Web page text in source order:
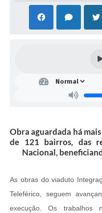
Obra aguardada há
de 121 bairros, das
Nacional,
As obras do viaduto
Teleférico, seguem
execução. Os trabalhos